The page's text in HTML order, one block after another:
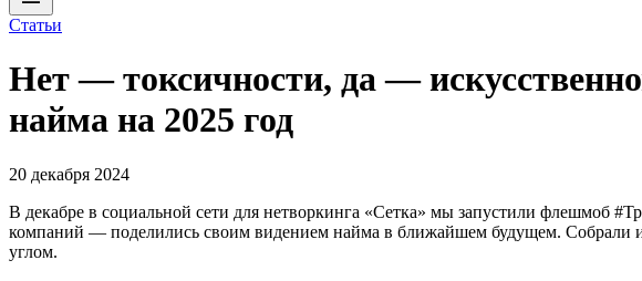
Статьи
Нет — токсичности, да —
найма на 2025 год
20 декабря 2024
В декабре в социальной сети для нетворкинга «Сетка» мы запустили
компаний — поделились своим видением найма в ближайшем будущем. Собрали
углом.